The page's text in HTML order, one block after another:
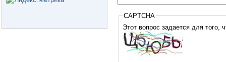
CAPTCHA